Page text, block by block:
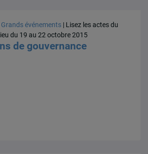
Grands événements | Lisez les actes du
du 19 au 22 octobre 2015
de gouvernance